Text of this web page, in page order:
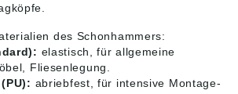
des Schonhammers:
elastisch, für allgemeine
Fliesenlegung.
abriebfest, für intensive Montage-